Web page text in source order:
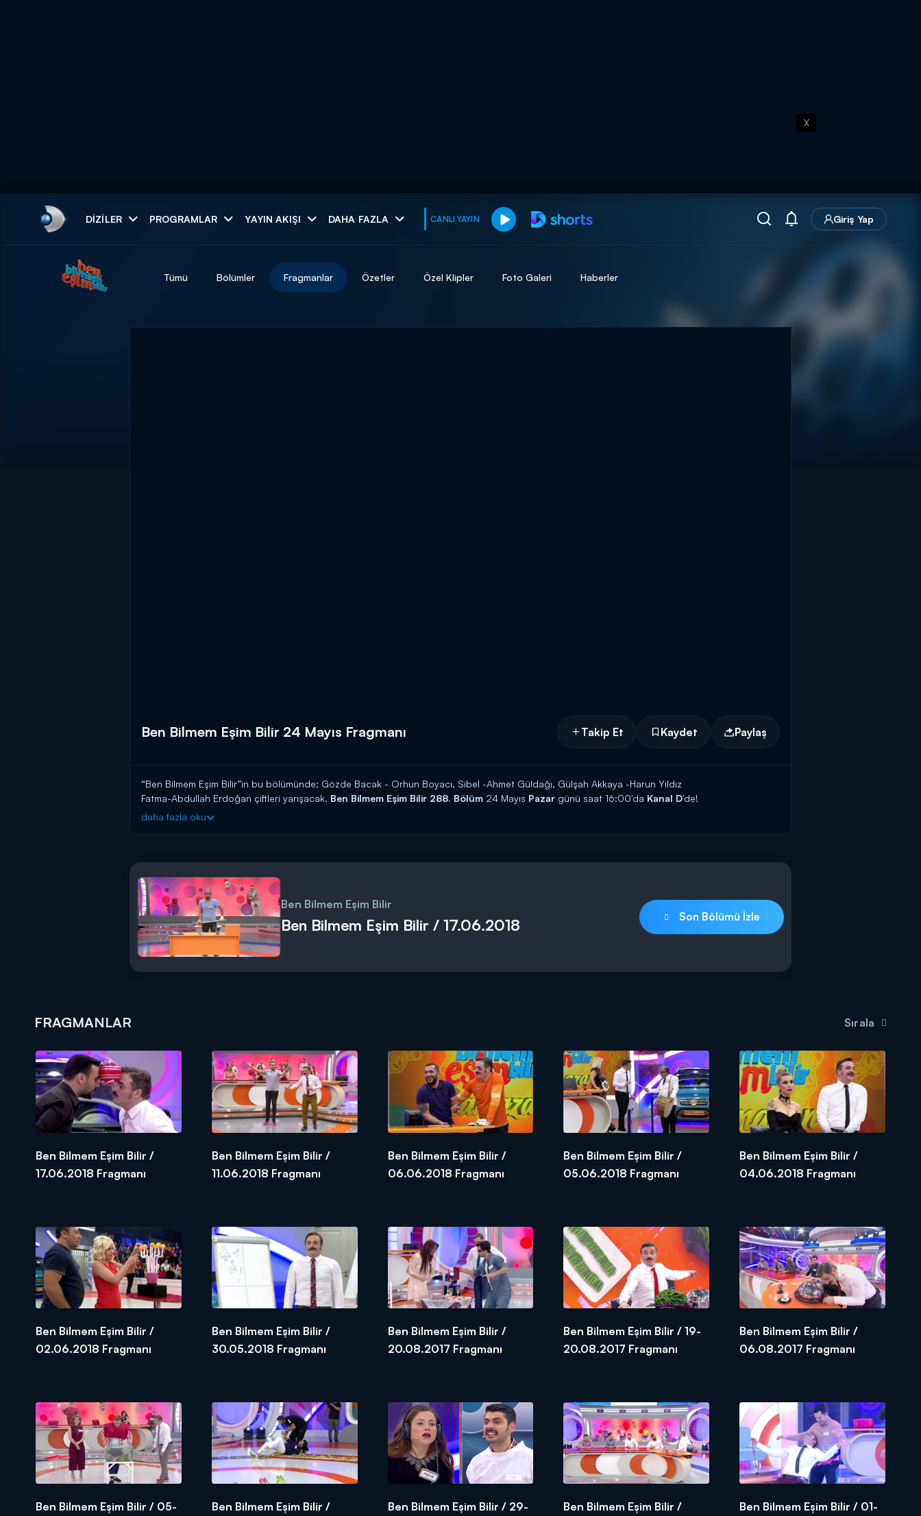
X
DIZILER PROGRAMLAR YAYIN AKIŞI DAHA FAZLA CANLI YAYIN Giriş Yap
muhteşem ikili
ARAMA SONUÇLARI
Tümü Bölümler Fragmanlar Özetler Özel Klipler Foto Galeri Haberler
Ben Bilmem Eşim Bilir 24 Mayıs Fragmanı Takip Et Kaydet Paylaş
“Ben Bilmem Eşim Bilir”in bu bölümünde; Gözde Bacak - Orhun Boyacı, Sibel -Ahmet Güldağı, Gülşah Akkaya -Harun Yıldız
Fatma-Abdullah Erdoğan çiftleri yarışacak. Ben Bilmem Eşim Bilir 288. Bölüm 24 Mayıs Pazar günü saat 16:00'da Kanal D'de!
daha fazla oku
Ben Bilmem Eşim Bilir
Ben Bilmem Eşim Bilir / 17.06.2018 Son Bölümü İzle
FRAGMANLAR Sırala
Ben Bilmem Eşim Bilir /
17.06.2018 Fragmanı
Ben Bilmem Eşim Bilir /
11.06.2018 Fragmanı
Ben Bilmem Eşim Bilir /
06.06.2018 Fragmanı
Ben Bilmem Eşim Bilir /
05.06.2018 Fragmanı
Ben Bilmem Eşim Bilir /
04.06.2018 Fragmanı
Ben Bilmem Eşim Bilir /
02.06.2018 Fragmanı
Ben Bilmem Eşim Bilir /
30.05.2018 Fragmanı
Ben Bilmem Eşim Bilir /
20.08.2017 Fragmanı
Ben Bilmem Eşim Bilir / 19-
20.08.2017 Fragmanı
Ben Bilmem Eşim Bilir /
06.08.2017 Fragmanı
Ben Bilmem Eşim Bilir / 05-
Ben Bilmem Eşim Bilir /
Ben Bilmem Eşim Bilir / 29-
Ben Bilmem Eşim Bilir /
Ben Bilmem Eşim Bilir / 01-